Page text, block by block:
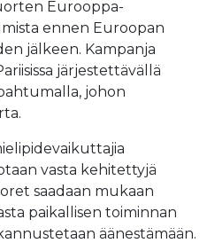
Eurooppa-
ennen Euroopan
jälkeen. Kampanja
järjestettävällä
johon
vasta kehitettyjä
saadaan mukaan
paikallisen toiminnan
äänestämään.